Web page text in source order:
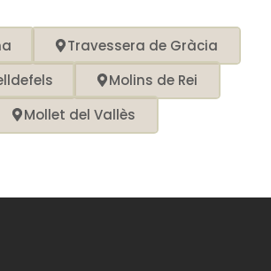
Travessera de Gràcia
Molins de Rei
Mollet del Vallès